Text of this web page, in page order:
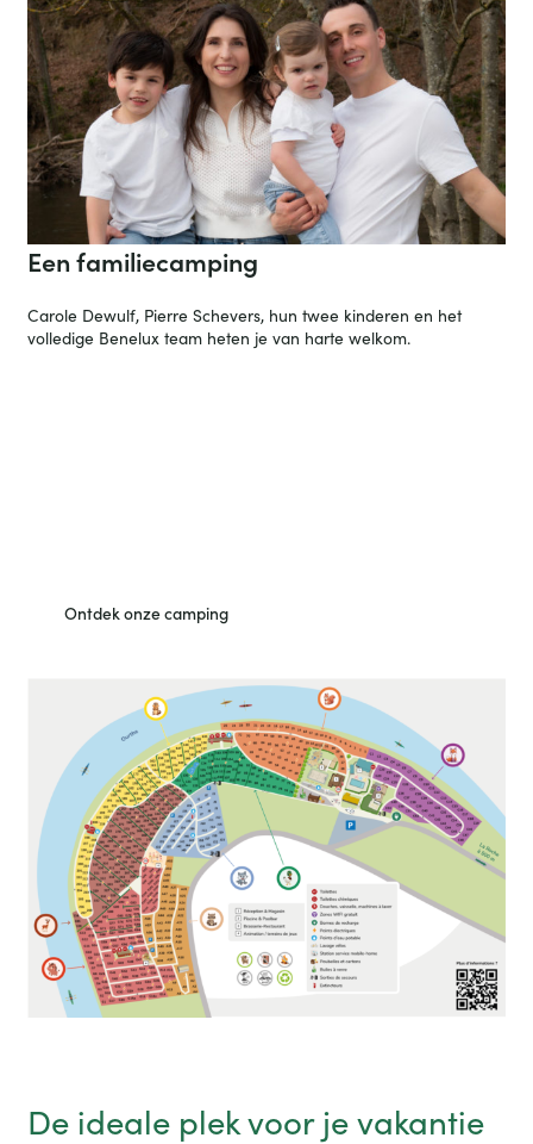
Een familiecamping
Carole Dewulf, Pierre Schevers, hun twee kinderen en het
volledige Benelux team heten je van harte welkom.
Ontdek onze camping
De ideale plek voor je vakantie